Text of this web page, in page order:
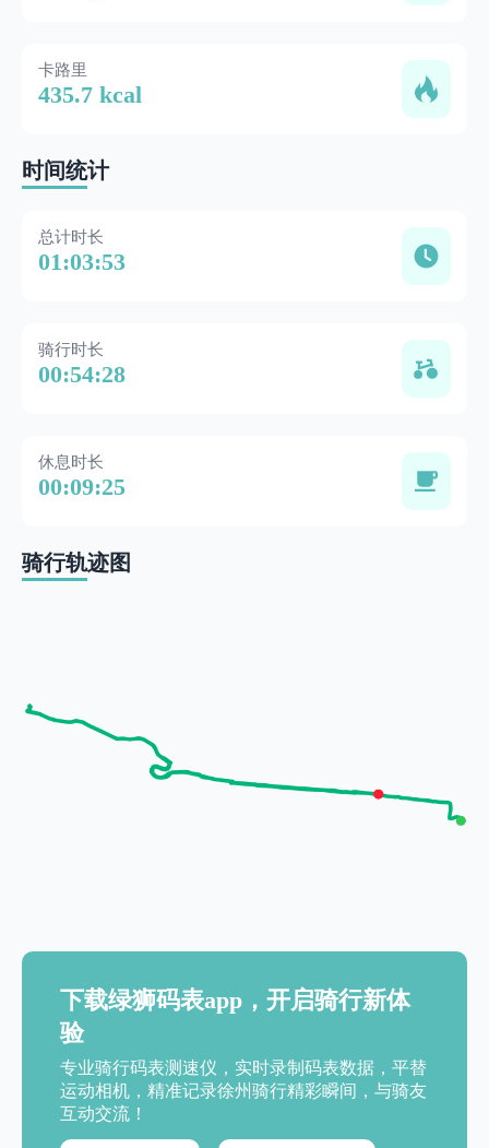
卡路里
435.7 kcal
时间统计
总计时长
01:03:53
骑行时长
00:54:28
休息时长
00:09:25
骑行轨迹图
下载绿狮码表app，开启骑行新体
验
专业骑行码表测速仪，实时录制码表数据，平替
运动相机，精准记录徐州骑行精彩瞬间，与骑友
互动交流！